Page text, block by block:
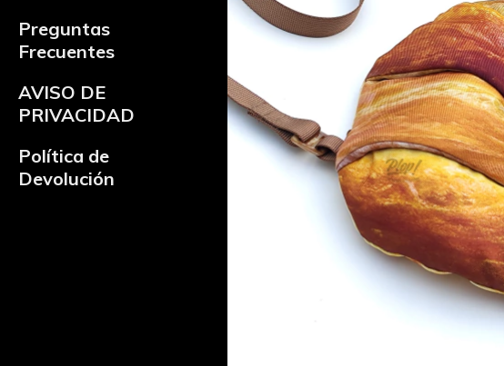
Preguntas
Frecuentes
AVISO DE
PRIVACIDAD
Política de
Devolución